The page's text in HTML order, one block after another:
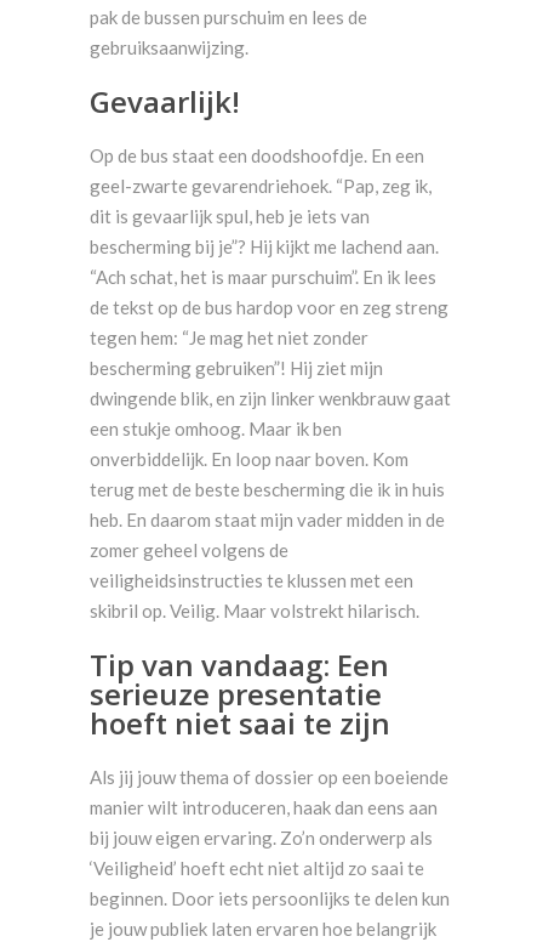
pak de bussen purschuim en lees de
gebruiksaanwijzing.
Gevaarlijk!
Op de bus staat een doodshoofdje. En een
geel-zwarte gevarendriehoek. “Pap, zeg ik,
dit is gevaarlijk spul, heb je iets van
bescherming bij je”? Hij kijkt me lachend aan.
“Ach schat, het is maar purschuim”. En ik lees
de tekst op de bus hardop voor en zeg streng
tegen hem: “Je mag het niet zonder
bescherming gebruiken”! Hij ziet mijn
dwingende blik, en zijn linker wenkbrauw gaat
een stukje omhoog. Maar ik ben
onverbiddelijk. En loop naar boven. Kom
terug met de beste bescherming die ik in huis
heb. En daarom staat mijn vader midden in de
zomer geheel volgens de
veiligheidsinstructies te klussen met een
skibril op. Veilig. Maar volstrekt hilarisch.
Tip van vandaag: Een
serieuze presentatie
hoeft niet saai te zijn
Als jij jouw thema of dossier op een boeiende
manier wilt introduceren, haak dan eens aan
bij jouw eigen ervaring. Zo’n onderwerp als
‘Veiligheid’ hoeft echt niet altijd zo saai te
beginnen. Door iets persoonlijks te delen kun
je jouw publiek laten ervaren hoe belangrijk